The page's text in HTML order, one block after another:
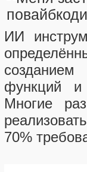
ИИ
функций и
Многие
70%